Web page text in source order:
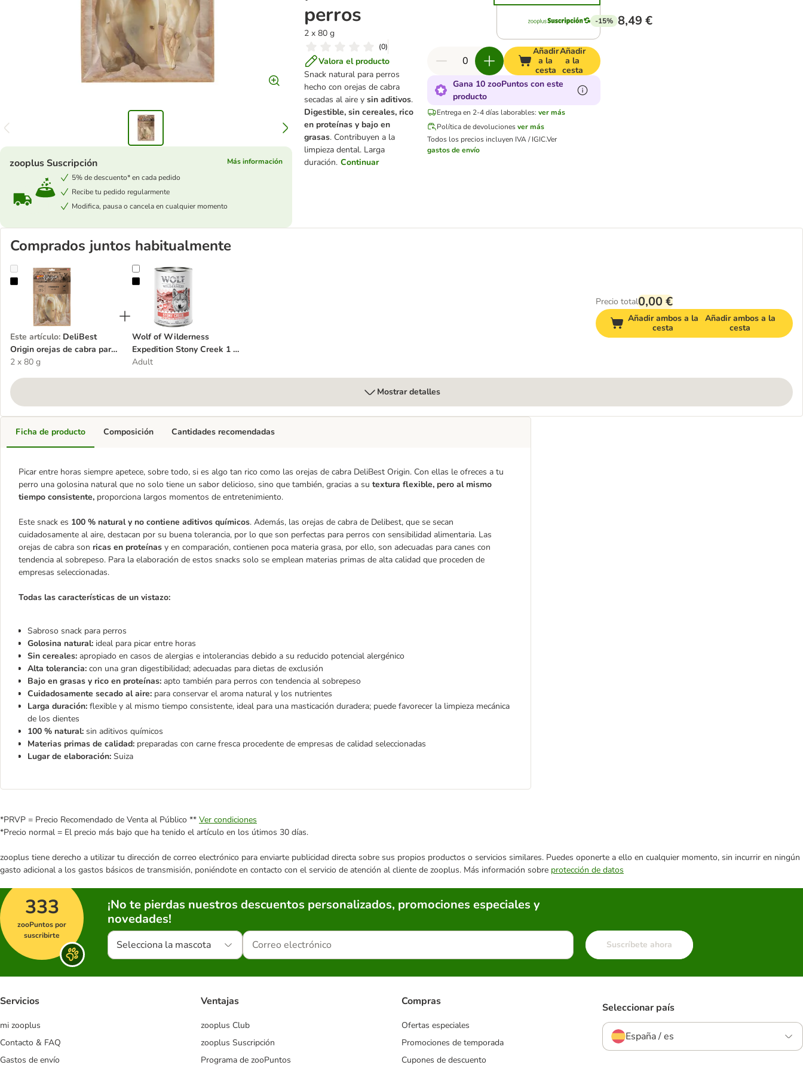
perros
2 x 80 g
(0)
Valora el producto
Snack natural para perros
hecho con orejas de cabra
secadas al aire y sin aditivos.
Digestible, sin cereales, rico
en proteínas y bajo en
grasas. Contribuyen a la
limpieza dental. Larga
duración. Continuar
zooplus Suscripción
Más información
5% de descuento* en cada pedido
Recibe tu pedido regularmente
Modifica, pausa o cancela en cualquier momento
-15% 8,49 €
Añadir
a la
cesta
Añadir
a la
cesta
Gana 10 zooPuntos con este
producto
Entrega en 2-4 días laborables: ver más
Política de devoluciones ver más
Todos los precios incluyen IVA / IGIC.Ver
gastos de envío
Comprados juntos habitualmente
DeliBest Origin orejas de cabra para perros
Este artículo: DeliBest
Origin orejas de cabra para
perros
2 x 80 g
Wolf of Wilderness Expedition Stony Creek 1 x 400 g
Wolf of Wilderness
Expedition Stony Creek 1 x
400 g
Adult
Precio total0,00 €
Añadir ambos a la
cesta
Añadir ambos a la
cesta
Mostrar detalles
Ficha de producto
Picar entre horas siempre apetece, sobre todo, si es algo tan rico como las orejas de cabra DeliBest Origin. Con ellas le ofreces a tu
perro una golosina natural que no solo tiene un sabor delicioso, sino que también, gracias a su textura flexible, pero al mismo
tiempo consistente, proporciona largos momentos de entretenimiento.
Este snack es 100 % natural y no contiene aditivos químicos. Además, las orejas de cabra de Delibest, que se secan
cuidadosamente al aire, destacan por su buena tolerancia, por lo que son perfectas para perros con sensibilidad alimentaria. Las
orejas de cabra son ricas en proteínas y en comparación, contienen poca materia grasa, por ello, son adecuadas para canes con
tendencia al sobrepeso. Para la elaboración de estos snacks solo se emplean materias primas de alta calidad que proceden de
empresas seleccionadas.
Todas las características de un vistazo:
Sabroso snack para perros
Golosina natural: ideal para picar entre horas
Sin cereales: apropiado en casos de alergias e intolerancias debido a su reducido potencial alergénico
Alta tolerancia: con una gran digestibilidad; adecuadas para dietas de exclusión
Bajo en grasas y rico en proteínas: apto también para perros con tendencia al sobrepeso
Cuidadosamente secado al aire: para conservar el aroma natural y los nutrientes
Larga duración: flexible y al mismo tiempo consistente, ideal para una masticación duradera; puede favorecer la limpieza mecánica
de los dientes
100 % natural: sin aditivos químicos
Materias primas de calidad: preparadas con carne fresca procedente de empresas de calidad seleccionadas
Lugar de elaboración: Suiza
Composición Cantidades recomendadas
*PRVP = Precio Recomendado de Venta al Público ** Ver condiciones
*Precio normal = El precio más bajo que ha tenido el artículo en los útimos 30 días.
zooplus tiene derecho a utilizar tu dirección de correo electrónico para enviarte publicidad directa sobre sus propios productos o servicios similares. Puedes oponerte a ello en cualquier momento, sin incurrir en ningún
gasto adicional a los gastos básicos de transmisión, poniéndote en contacto con el servicio de atención al cliente de zooplus. Más información sobre protección de datos
333
zooPuntos por
suscribirte
¡No te pierdas nuestros descuentos personalizados, promociones especiales y
novedades!
Selecciona la mascota Suscríbete ahora
Servicios
mi zooplus
Contacto & FAQ
Gastos de envío
Ventajas
zooplus Club
zooplus Suscripción
Programa de zooPuntos
Compras
Ofertas especiales
Promociones de temporada
Cupones de descuento
Seleccionar país
España / es